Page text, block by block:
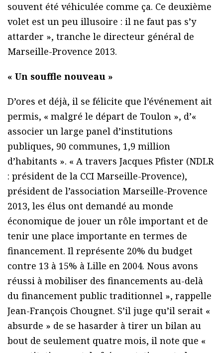
souvent été véhiculée comme ça. Ce deuxième
volet est un peu illusoire : il ne faut pas s’y
attarder », tranche le directeur général de
Marseille-Provence 2013.
« Un souffle nouveau »
D’ores et déjà, il se félicite que l’événement ait
permis, « malgré le départ de Toulon », d’«
associer un large panel d’institutions
publiques, 90 communes, 1,9 million
d’habitants ». « A travers Jacques Pfister (NDLR
: président de la CCI Marseille-Provence),
président de l’association Marseille-Provence
2013, les élus ont demandé au monde
économique de jouer un rôle important et de
tenir une place importante en termes de
financement. Il représente 20% du budget
contre 13 à 15% à Lille en 2004. Nous avons
réussi à mobiliser des financements au-delà
du financement public traditionnel », rappelle
Jean-François Chougnet. S’il juge qu’il serait «
absurde » de se hasarder à tirer un bilan au
bout de seulement quatre mois, il note que «